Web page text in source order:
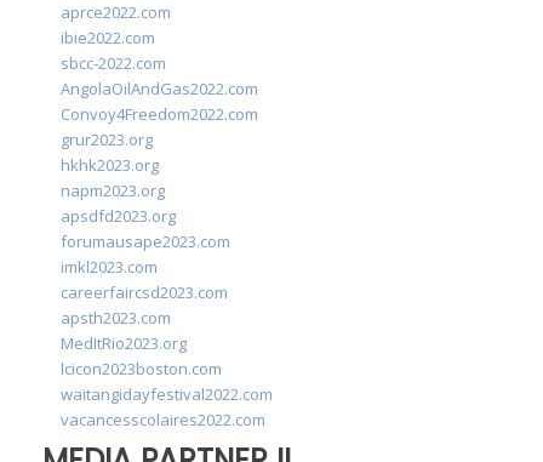
aprce2022.com
ibie2022.com
sbcc-2022.com
AngolaOilAndGas2022.com
Convoy4Freedom2022.com
grur2023.org
hkhk2023.org
napm2023.org
apsdfd2023.org
forumausape2023.com
imkl2023.com
careerfaircsd2023.com
apsth2023.com
MedItRio2023.org
lcicon2023boston.com
waitangidayfestival2022.com
vacancesscolaires2022.com